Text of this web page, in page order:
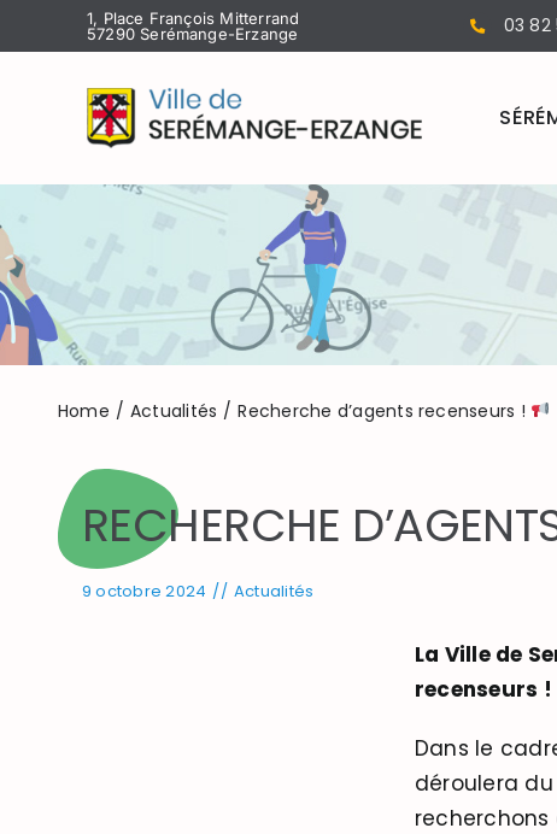
au
1, Place François Mitterrand
57290 Serémange-Erzange
03 82
Home Actualités Recherche d’agents recenseurs !
RECHERCHE
9 octobre 2024 // Actualités
La Ville de
recenseurs !
Dans le
déroulera
recherchons